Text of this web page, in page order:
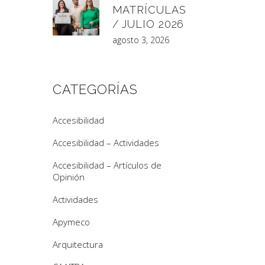
MATRÍCULAS
/ JULIO 2026
agosto 3, 2026
CATEGORÍAS
Accesibilidad
Accesibilidad – Actividades
Accesibilidad – Artículos de
Opinión
Actividades
Apymeco
Arquitectura